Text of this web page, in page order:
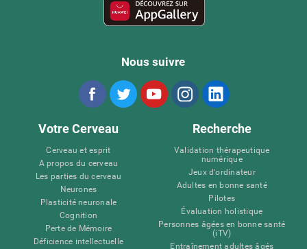
Nous suivre
Votre Cerveau
Cerveau et esprit
A propos du cerveau
Les parties du cerveau
Neurones
Plasticité neuronale
Cognition
Perte de Mémoire
Déficience intellectuelle
Recherche
Validation thérapeutique
numérique
Jeux d'ordinateur
Adultes en bonne santé
Pilotes
Évaluation holistique
Personnes âgées en bonne santé
(iTV)
Entraînement adultes âgés